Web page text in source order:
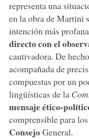
representa una
en la obra de Martini
intención más
directo con el
cautivadora. De
acompañada de
compuestas por un
lingüísticas de la
mensaje ético-
comprensible para
ConsejoGeneral.